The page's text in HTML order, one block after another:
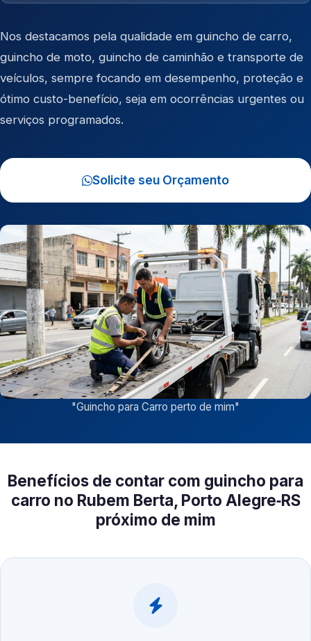
Nos destacamos pela qualidade em guincho de carro,
guincho de moto, guincho de caminhão e transporte de
veículos, sempre focando em desempenho, proteção e
ótimo custo-benefício, seja em ocorrências urgentes ou
serviços programados.
Solicite seu Orçamento
"Guincho para Carro perto de mim"
Benefícios de contar com guincho para
carro no Rubem Berta, Porto Alegre‑RS
próximo de mim